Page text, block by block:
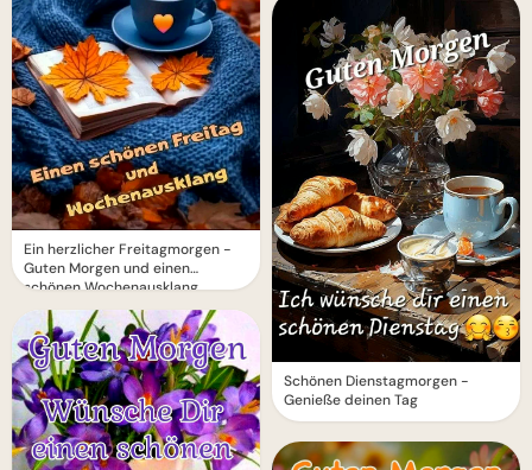
Ein herzlicher Freitagmorgen -
Guten Morgen und einen
schönen Wochenausklang
Schönen Dienstagmorgen -
Genieße deinen Tag